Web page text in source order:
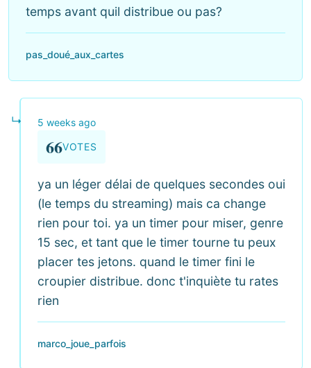
temps avant quil distribue ou pas?
pas_doué_aux_cartes
↳ 5 weeks ago
66VOTES
ya un léger délai de quelques secondes oui
(le temps du streaming) mais ca change
rien pour toi. ya un timer pour miser, genre
15 sec, et tant que le timer tourne tu peux
placer tes jetons. quand le timer fini le
croupier distribue. donc t'inquiète tu rates
rien
marco_joue_parfois